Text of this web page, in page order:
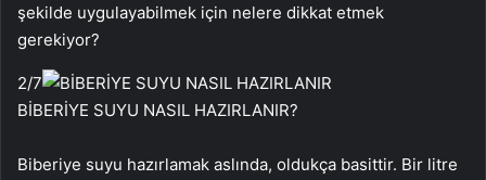
şekilde uygulayabilmek için nelere dikkat etmek
gerekiyor?
2/7
BİBERİYE SUYU NASIL HAZIRLANIR?
Biberiye suyu hazırlamak aslında, oldukça basittir. Bir litre